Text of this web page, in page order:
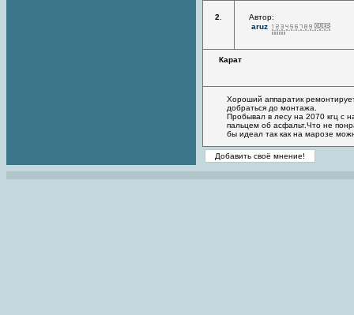
2
Автор:
aruz
Карат
Хороший аппаратик
добраться до монтажа.
Пробывал в лесу на 2070 кгц с
пальцем об асфальт.Что не
бы идеал так как на марозе